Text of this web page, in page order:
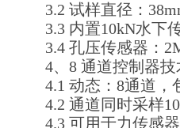
3.2 试样直径：
3.3 内置10kN水下
3.4 孔压传感器：
4、8 通道控制器
4.1 动态：8通道
4.2 通道同时采样
4.3 可用于力传感